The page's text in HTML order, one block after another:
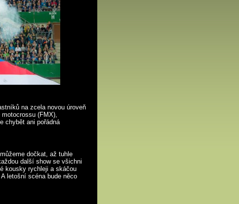
na zcela novou úroveň
(FMX),
chybět ani pořádná
dočkat, až tuhle
další show se všichni
kousky rychleji a skáčou
letošní scéna bude něco